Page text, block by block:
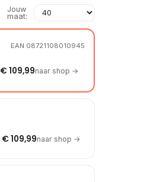
Jouw
maat:
EAN 08721108010945
€ 109,99naar shop →
€ 109,99naar shop →